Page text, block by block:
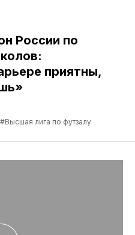
России по
приятны,
#Высшая лига по футзалу